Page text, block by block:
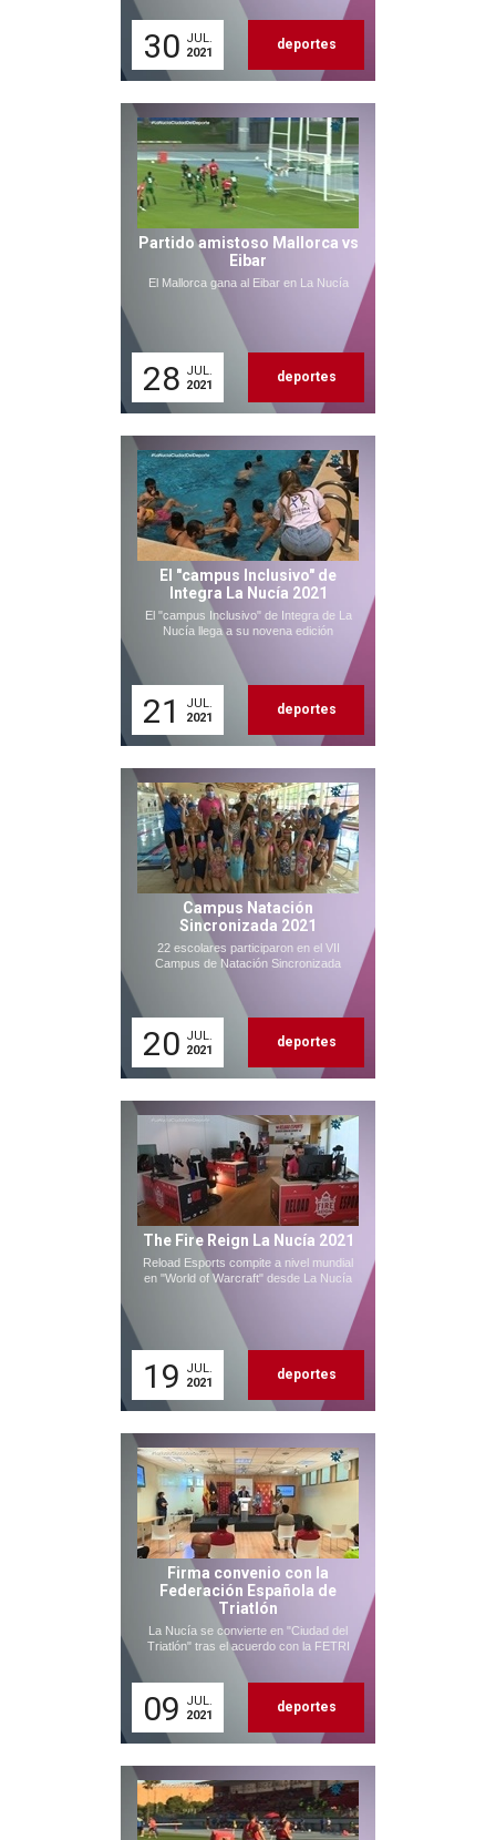
30 JUL.
2021
deportes
Partido amistoso Mallorca vs
Eibar
El Mallorca gana al Eibar en La Nucía
28 JUL.
2021
deportes
El "campus Inclusivo" de
Integra La Nucía 2021
El "campus Inclusivo" de Integra de La
Nucía llega a su novena edición
21
JUL.
2021
deportes
Campus Natación
Sincronizada 2021
22 escolares participaron en el VII
Campus de Natación Sincronizada
20 JUL.
2021
deportes
The Fire Reign La Nucía 2021
Reload Esports compite a nivel mundial
en "World of Warcraft" desde La Nucía
19
JUL.
2021
deportes
Firma convenio con la
Federación Española de
Triatlón
La Nucía se convierte en "Ciudad del
Triatlón" tras el acuerdo con la FETRI
09
JUL.
2021
deportes